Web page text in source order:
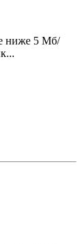
ниже 5 Мб/